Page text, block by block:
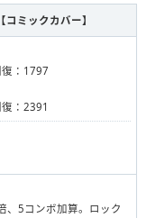
ミックカバー】
：1797
：2391
、5コンボ加算。ロック